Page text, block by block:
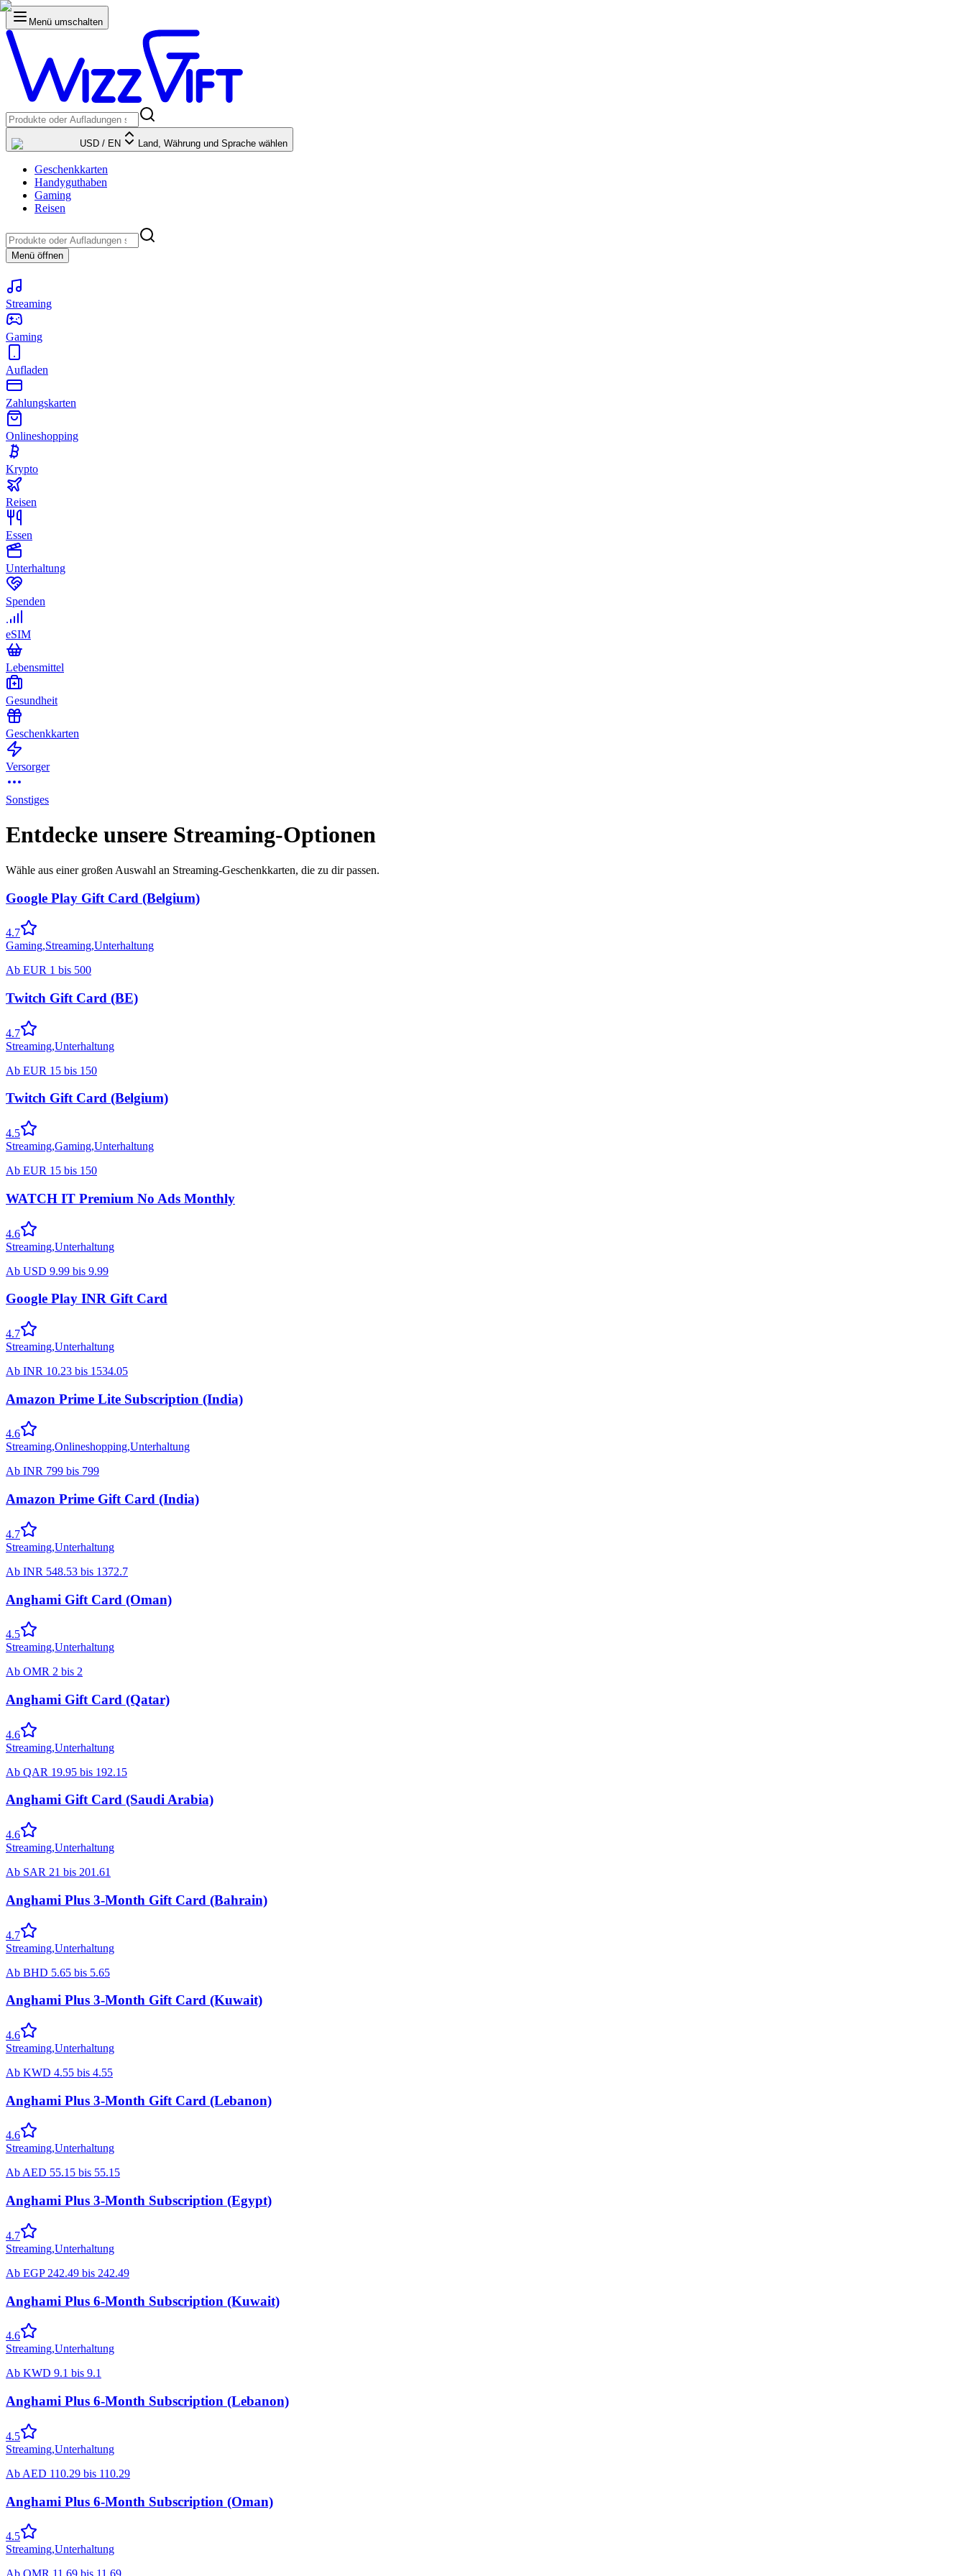
Menü umschalten
USD / EN Land, Währung und Sprache wählen
Geschenkkarten
Handyguthaben
Gaming
Reisen
Menü öffnen
Streaming
Gaming
Aufladen
Zahlungskarten
Onlineshopping
Krypto
Reisen
Essen
Unterhaltung
Spenden
eSIM
Lebensmittel
Gesundheit
Geschenkkarten
Versorger
Sonstiges
Entdecke unsere Streaming-Optionen
Wähle aus einer großen Auswahl an Streaming-Geschenkkarten, die zu dir passen.
Google Play Gift Card (Belgium)
4.7
Gaming,Streaming,Unterhaltung
Ab EUR 1 bis 500
Twitch Gift Card (BE)
4.7
Streaming,Unterhaltung
Ab EUR 15 bis 150
Twitch Gift Card (Belgium)
4.5
Streaming,Gaming,Unterhaltung
Ab EUR 15 bis 150
WATCH IT Premium No Ads Monthly
4.6
Streaming,Unterhaltung
Ab USD 9.99 bis 9.99
Google Play INR Gift Card
4.7
Streaming,Unterhaltung
Ab INR 10.23 bis 1534.05
Amazon Prime Lite Subscription (India)
4.6
Streaming,Onlineshopping,Unterhaltung
Ab INR 799 bis 799
Amazon Prime Gift Card (India)
4.7
Streaming,Unterhaltung
Ab INR 548.53 bis 1372.7
Anghami Gift Card (Oman)
4.5
Streaming,Unterhaltung
Ab OMR 2 bis 2
Anghami Gift Card (Qatar)
4.6
Streaming,Unterhaltung
Ab QAR 19.95 bis 192.15
Anghami Gift Card (Saudi Arabia)
4.6
Streaming,Unterhaltung
Ab SAR 21 bis 201.61
Anghami Plus 3-Month Gift Card (Bahrain)
4.7
Streaming,Unterhaltung
Ab BHD 5.65 bis 5.65
Anghami Plus 3-Month Gift Card (Kuwait)
4.6
Streaming,Unterhaltung
Ab KWD 4.55 bis 4.55
Anghami Plus 3-Month Gift Card (Lebanon)
4.6
Streaming,Unterhaltung
AbAED 55.15 bis 55.15
Anghami Plus 3-Month Subscription (Egypt)
4.7
Streaming,Unterhaltung
Ab EGP 242.49 bis 242.49
Anghami Plus 6-Month Subscription (Kuwait)
4.6
Streaming,Unterhaltung
Ab KWD 9.1 bis 9.1
Anghami Plus 6-Month Subscription (Lebanon)
4.5
Streaming,Unterhaltung
Ab AED 110.29 bis 110.29
Anghami Plus 6-Month Subscription (Oman)
4.5
Streaming,Unterhaltung